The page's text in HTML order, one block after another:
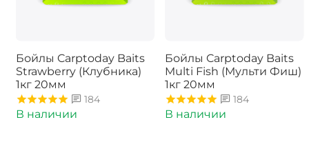
Бойлы Carptoday Baits
Strawberry (Клубника)
1кг 20мм
184
В наличии
Бойлы Carptoday Baits
Multi Fish (Мульти Фиш)
1кг 20мм
184
В наличии